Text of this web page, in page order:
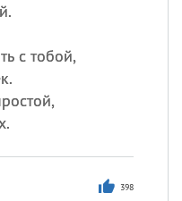
с тобой,
398